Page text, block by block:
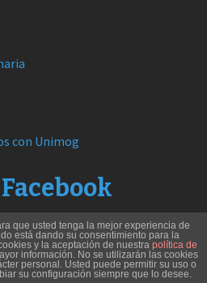
con Unimog
que usted tenga la mejor experiencia de
está dando su consentimiento para la
y la aceptación de nuestra política de
información. No se utilizarán las cookies
personal. Usted puede permitir su uso o
su configuración siempre que lo desee.